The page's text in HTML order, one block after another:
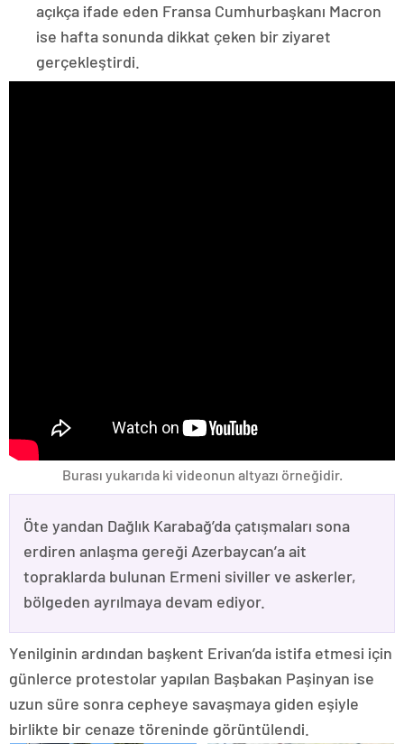
açıkça ifade eden Fransa Cumhurbaşkanı Macron
ise hafta sonunda dikkat çeken bir ziyaret
gerçekleştirdi.
Burası yukarıda ki videonun altyazı örneğidir.
Öte yandan Dağlık Karabağ’da çatışmaları sona
erdiren anlaşma gereği Azerbaycan’a ait
topraklarda bulunan Ermeni siviller ve askerler,
bölgeden ayrılmaya devam ediyor.
Yenilginin ardından başkent Erivan’da istifa etmesi için
günlerce protestolar yapılan Başbakan Paşinyan ise
uzun süre sonra cepheye savaşmaya giden eşiyle
birlikte bir cenaze töreninde görüntülendi.